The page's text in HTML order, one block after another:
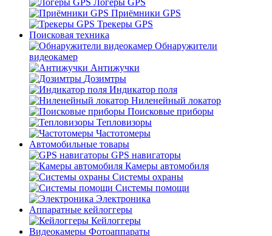
Логеры GPS
Приёмники GPS
Трекеры GPS
Поисковая техника
Обнаружители
видеокамер
Антижучки
Дозимтры
Индикатор поля
Ниленейный локатор
Поисковые приборы
Тепловизоры
Частотомеры
Автомобильные товары
GPS навигаторы
Камеры автомобиля
Системы охраны
Системы помощи
Электроника
Аппаратные кейлоггеры
Кейлоггеры
Видеокамеры Фотоаппараты